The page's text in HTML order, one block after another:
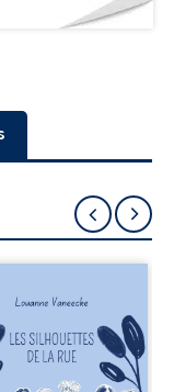
rue donne la
à six
personnages
ordinaires,
par des